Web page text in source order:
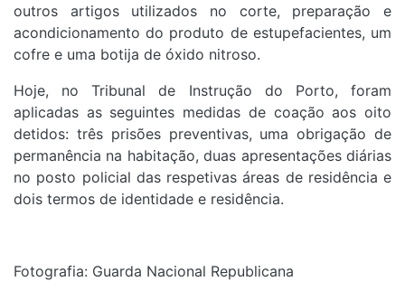
outros artigos utilizados no corte, preparação e
acondicionamento do produto de estupefacientes, um
cofre e uma botija de óxido nitroso.
Hoje, no Tribunal de Instrução do Porto, foram
aplicadas as seguintes medidas de coação aos oito
detidos: três prisões preventivas, uma obrigação de
permanência na habitação, duas apresentações diárias
no posto policial das respetivas áreas de residência e
dois termos de identidade e residência.
Fotografia: Guarda Nacional Republicana